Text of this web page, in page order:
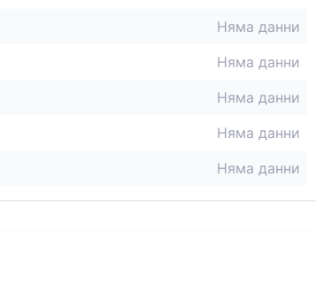
Няма данни
Няма данни
Няма данни
Няма данни
Няма данни